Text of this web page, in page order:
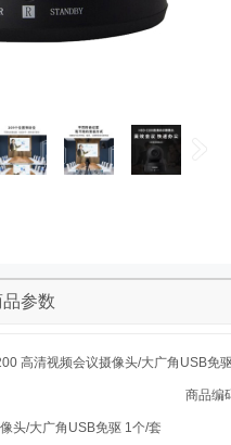
参数
高清视频会议摄像头/大广角USB免
商品编
头/大广角USB免驱 1个/套